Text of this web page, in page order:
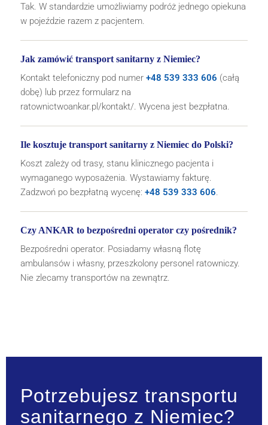
Tak. W standardzie umożliwiamy podróż jednego opiekuna
w pojeździe razem z pacjentem.
Jak zamówić transport sanitarny z Niemiec?
Kontakt telefoniczny pod numer +48 539 333 606 (całą
dobę) lub przez formularz na
ratownictwoankar.pl/kontakt/. Wycena jest bezpłatna.
Ile kosztuje transport sanitarny z Niemiec do Polski?
Koszt zależy od trasy, stanu klinicznego pacjenta i
wymaganego wyposażenia. Wystawiamy fakturę.
Zadzwoń po bezpłatną wycenę: +48 539 333 606.
Czy ANKAR to bezpośredni operator czy pośrednik?
Bezpośredni operator. Posiadamy własną flotę
ambulansów i własny, przeszkolony personel ratowniczy.
Nie zlecamy transportów na zewnątrz.
Potrzebujesz transportu
sanitarnego z Niemiec?